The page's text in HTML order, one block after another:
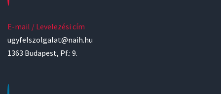
E-mail / Levelezési cím
ugyfelszolgalat@naih.hu
1363 Budapest, Pf.: 9.